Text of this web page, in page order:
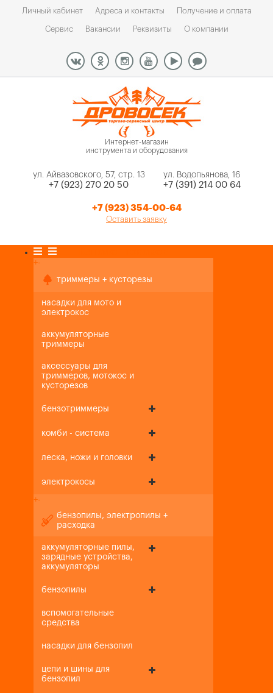
Личный кабинет Адреса и контакты Получение и оплата
Сервис Вакансии Реквизиты О компании
Интернет-магазин
инструмента и оборудования
ул. Айвазовского, 57, стр. 13
+7 (923) 270 20 50
ул. Водопьянова, 16
+7 (391) 214 00 64
+7 (923) 354-00-64
Оставить заявку
+-
триммеры + кусторезы
насадки для мото и
электрокос
аккумуляторные
триммеры
аксессуары для
триммеров, мотокос и
кусторезов
бензотриммеры
комби - система
леска, ножи и головки
электрокосы
+-
бензопилы, электропилы +
расходка
аккумуляторные пилы,
зарядные устройства,
аккумуляторы
бензопилы
вспомогательные
средства
насадки для бензопил
цепи и шины для
бензопил